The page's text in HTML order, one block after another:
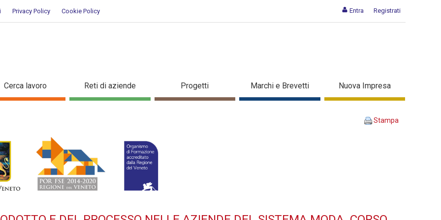
Entra Registrati
Privacy Policy Cookie Policy
DEL PRODOTTO E DEL PROCESSO NELLE AZIENDE DEL
Cerca lavoro Reti di aziende Progetti Marchi e Brevetti Nuova Impresa
Stampa